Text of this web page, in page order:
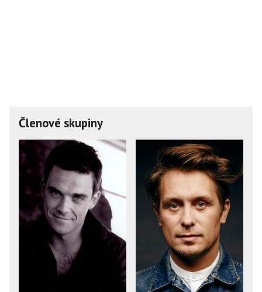
Členové skupiny